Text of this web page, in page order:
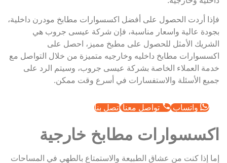
فإذا أردت الحصول على أفضل اكسسوارات مطابخ مودرن داخلية،
بجودة عالية واسعار مناسبة، فإن شركة عيسى جروب هي
الشريك الأمثل للحصول على مطبخ مميز، احصل على
اكسسوارات مطابخ داخليه وخارجيه متميزة من خلال التواصل مع
خدمة العملاء الخاصة بشركة عيسى جروب، وسيتم الرد على
جميع الأسئلة والاستفسارات في أسرع وقت ممكن.
واتساب تواصل معنا اتصل بنا
اكسسوارات مطابخ خارجية
إما إذا كنت من عشاق الطبيعة والاستمتاع بالطهي في المساحات